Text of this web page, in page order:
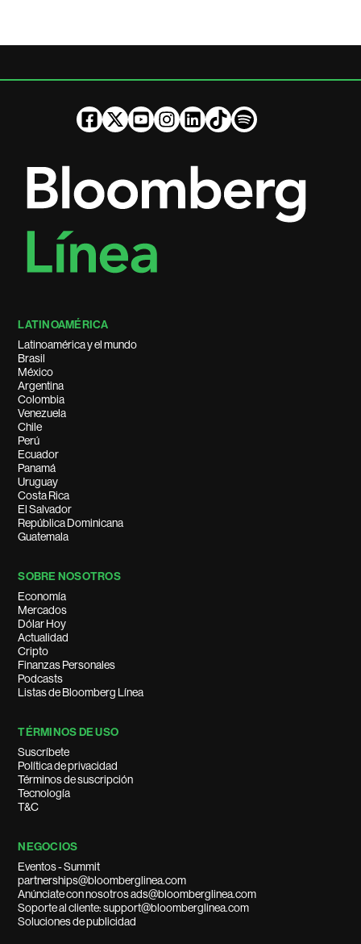
LATINOAMÉRICA
Latinoamérica y el mundo
Brasil
México
Argentina
Colombia
Venezuela
Chile
Perú
Ecuador
Panamá
Uruguay
Costa Rica
El Salvador
República Dominicana
Guatemala
SOBRE NOSOTROS
Economía
Mercados
Dólar Hoy
Actualidad
Cripto
Finanzas Personales
Podcasts
Listas de Bloomberg Línea
TÉRMINOS DE USO
Suscríbete
Política de privacidad
Términos de suscripción
Tecnología
T&C
NEGOCIOS
Eventos - Summit
partnerships@bloomberglinea.com
Anúnciate con nosotros ads@bloomberglinea.com
Soporte al cliente: support@bloomberglinea.com
Soluciones de publicidad